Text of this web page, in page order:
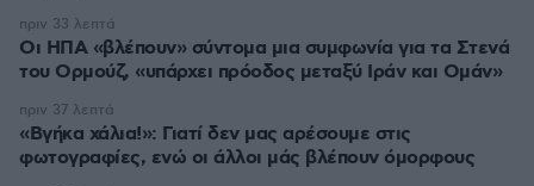
Οι ΗΠΑ «βλέπουν» σύντομα μια συμφωνία για τα Στενά
του Ορμούζ, «υπάρχει πρόοδος μεταξύ Ιράν και Ομάν»
πριν 33 λεπτά
«Βγήκα χάλια!»: Γιατί δεν μας αρέσουμε στις
φωτογραφίες, ενώ οι άλλοι μάς βλέπουν όμορφους
πριν 37 λεπτά